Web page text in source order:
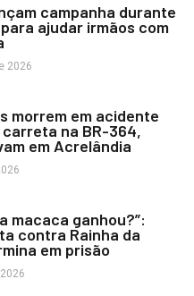
campanha durante
ajudar irmãos com
2026
morrem em acidente
na BR-364,
em Acrelândia
macaca ganhou?”:
contra Rainha da
em prisão